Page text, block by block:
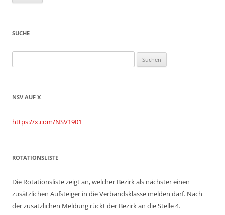
SUCHE
nach:
NSV AUF X
https://x.com/NSV1901
ROTATIONSLISTE
Die Rotationsliste zeigt an, welcher Bezirk als nächster einen
zusätzlichen Aufsteiger in die Verbandsklasse melden darf. Nach
der zusätzlichen Meldung rückt der Bezirk an die Stelle 4.